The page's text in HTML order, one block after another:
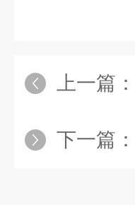
上一篇：
下一篇：